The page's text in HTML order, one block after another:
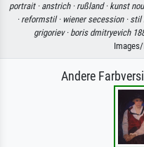
portrait · anstrich · rußland · kunst
· reformstil · wiener secession · stil
grigoriev · boris dmitryevich
Andere